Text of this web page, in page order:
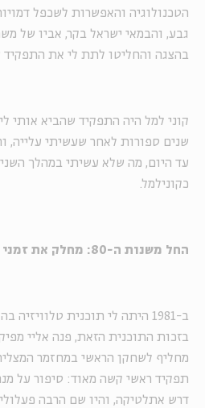
הטכנולוגיה והאפשרות לשכפל
גבע, והבמאי ישראל בקר, אביו של
בהצגה והחליטו לתת לי את התפקיד
קוני למל היה התפקיד שהביא אותי
שנים ספורות לאחר שעשיתי עלייה,
עד היום, מה שלא עשיתי במהלך
כקונילמל.
החל משנות ה-80: מחלק את זמני בין הארץ לחו"ל
ב-1981 היתה לי תוכנית
בזכות התוכנית הזאת, פנה אליי
תפקיד ראשי קשה מאוד: סיפור על
דרש אתלטיקה, והיו שם הרבה